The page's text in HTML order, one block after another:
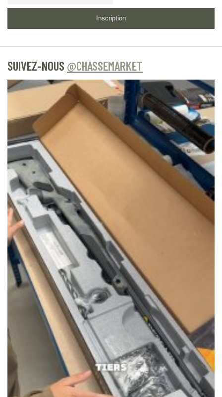
Inscription
SUIVEZ-NOUS @CHASSEMARKET